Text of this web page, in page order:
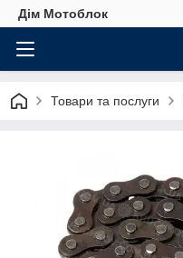
Дім Мотоблок
Товари та послуги